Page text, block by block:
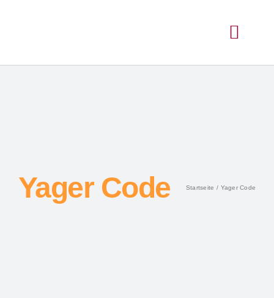
Yager Code Startseite Yager Code